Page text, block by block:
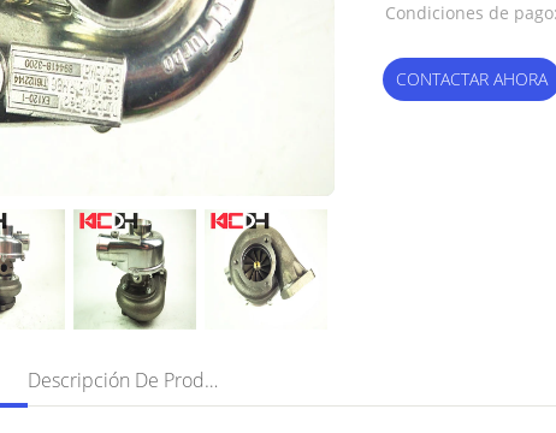
mínima:
Condiciones de pago:
CONTACTAR AHORA
Descripción De Producto